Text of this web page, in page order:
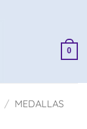
0
/ MEDALLAS